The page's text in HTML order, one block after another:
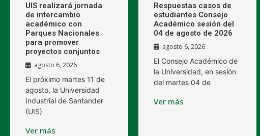
UIS realizará jornada
de intercambio
académico con
Parques Nacionales
para promover
proyectos conjuntos
agosto 6, 2026
El próximo martes 11 de
agosto, la Universidad
Industrial de Santander
(UIS)
Ver más
Respuestas casos de
estudiantes Consejo
Académico sesión del
04 de agosto de 2026
agosto 6, 2026
El Consejo Académico de
la Universidad, en sesión
del martes 04 de
Ver más